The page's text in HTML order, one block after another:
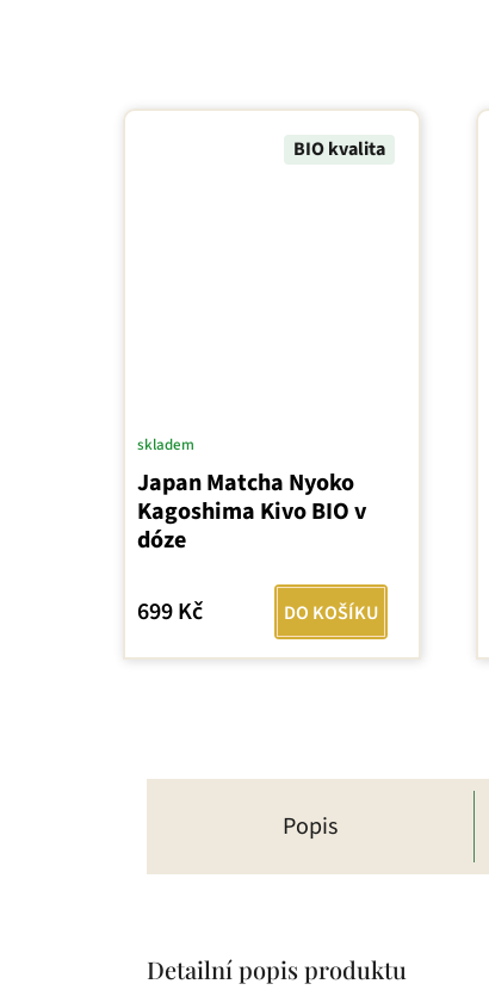
BIO kvalita
Japan Matcha Nyoko
Kagoshima Kivo BIO v
dóze
skladem
699 Kč DO KOŠÍKU
Popis
Detailní popis produktu